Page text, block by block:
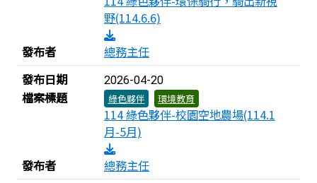
野(114.6.6)
發布者
總務主任
發布日期
2026-04-20
檔案標題 綠色夥伴 環境教育
114 綠色夥伴-校園空地農場(114.1
月-5月)
發布者
總務主任